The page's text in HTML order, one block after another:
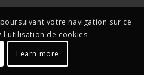
votre navigation sur ce
l'utilisation de cookies.
Learn more